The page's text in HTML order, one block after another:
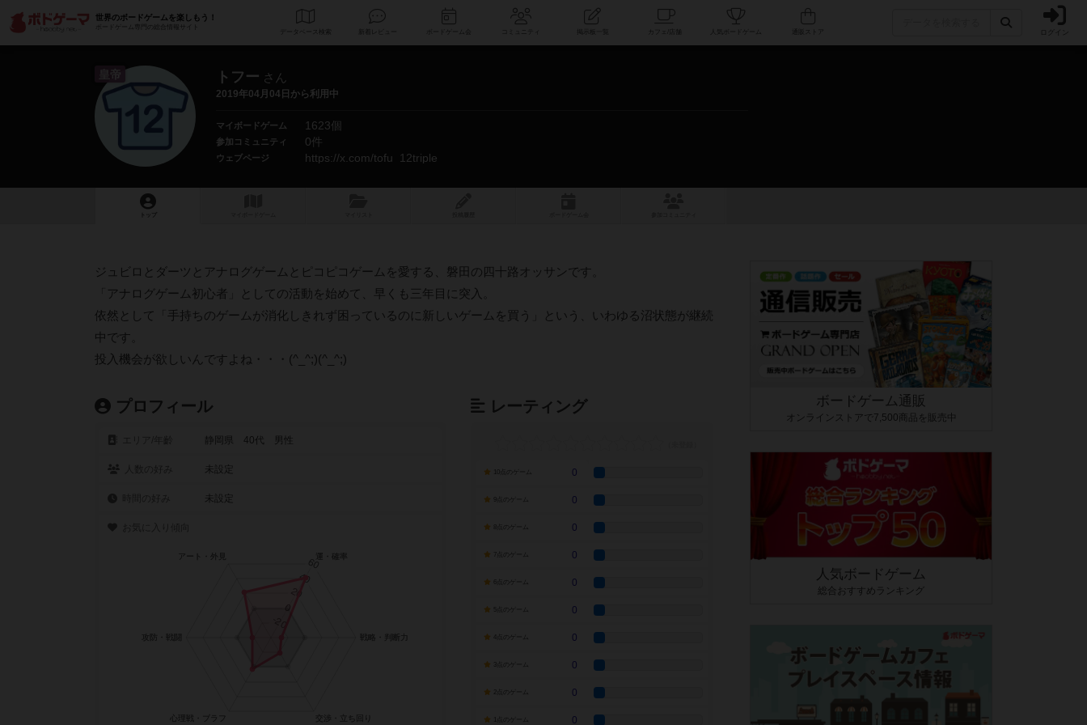
世界のボードゲームを楽しもう！
ボードゲーム専門の総合情報サイト
データベース コミュニティ 人気ボードゲーム ログイン
皇帝 トフー さん
2019年04月04日から利用中
マイボードゲーム 1623個
参加コミュニティ 0件
ウェブページ https://x.com/tofu_12triple
トップ
ジュビロとダーツとアナログゲームとピコピコゲームを愛する、磐田の四十路オッサンです。
「アナログゲーム初心者」としての活動を始めて、早くも三年目に突入。
依然として「手持ちのゲームが消化しきれず困っているのに新しいゲームを買う」という、いわゆる沼状態が継続
中です。
投入機会が欲しいんですよね・・・(^_^;)(^_^;)
プロフィール
静岡県 40代 男性
未設定
未設定
レーティング
0
0
0
7点のゲーム 0
0
0
0
0
0
0
ボードゲーム通販
オンラインストアで7,500商品を販売中
人気ボードゲーム
総合おすすめランキング